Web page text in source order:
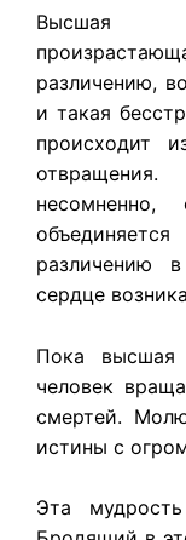
Высшая
различению,
и такая
происходит
различению
сердце
Пока
человек
смертей.
истины с
Эта